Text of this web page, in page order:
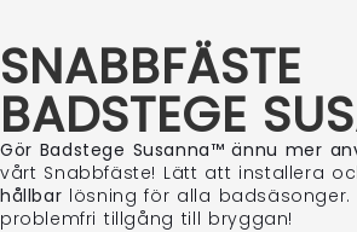
SNABBFÄSTE
BADSTEGE
Gör Badstege Susanna™ ännu mer
vårt Snabbfäste! Lätt att installera
hållbar lösning för alla badsäsonger.
problemfri tillgång till bryggan!